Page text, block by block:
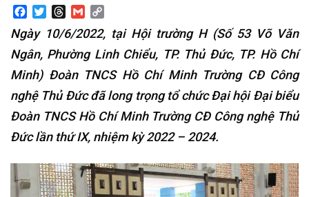
Facebook
TwitterThreads
Gmail
Ngày 10/6/2022, tại Hội trường H (Số 53 Võ Văn
Ngân, Phường Linh Chiểu, TP. Thủ Đức, TP. Hồ Chí
Minh) Đoàn TNCS Hồ Chí Minh Trường CĐ Công
nghệ Thủ Đức đã long trọng tổ chức Đại hội Đại biểu
Đoàn TNCS Hồ Chí Minh Trường CĐ Công nghệ Thủ
Đức lần thứ IX, nhiệm kỳ 2022 – 2024.